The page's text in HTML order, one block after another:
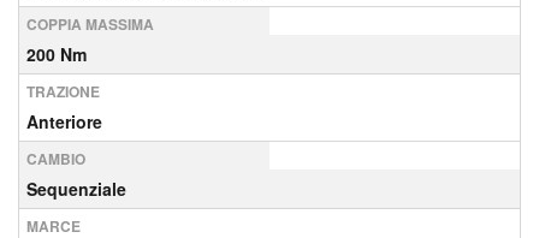
COPPIA MASSIMA
200 Nm
TRAZIONE
Anteriore
CAMBIO
Sequenziale
MARCE